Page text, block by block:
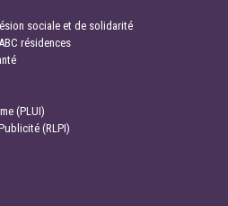
sociale et de solidarité
résidences
(PLUI)
(RLPI)